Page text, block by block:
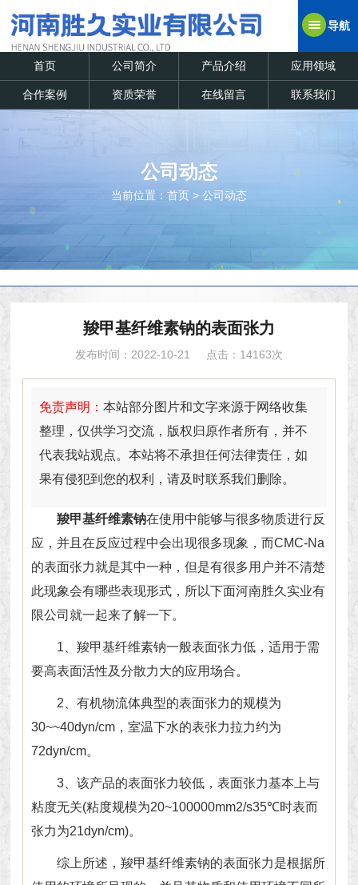
导航
首页 公司简介 产品介绍 应用领域
合作案例 资质荣誉 在线留言 联系我们
公司动态
当前位置： 首页 > 公司动态
羧甲基纤维素钠的表面张力
发布时间：2022-10-21 点击：14163次
免责声明：本站部分图片和文字来源于网络收集
整理，仅供学习交流，版权归原作者所有，并不
代表我站观点。本站将不承担任何法律责任，如
果有侵犯到您的权利，请及时联系我们删除。
羧甲基纤维素钠在使用中能够与很多物质进行反
应，并且在反应过程中会出现很多现象，而CMC-Na
的表面张力就是其中一种，但是有很多用户并不清楚
此现象会有哪些表现形式，所以下面河南胜久实业有
限公司就一起来了解一下。
1、羧甲基纤维素钠一般表面张力低，适用于需
要高表面活性及分散力大的应用场合。
2、有机物流体典型的表面张力的规模为
30~~40dyn/cm，室温下水的表张力拉力约为
72dyn/cm。
3、该产品的表面张力较低，表面张力基本上与
粘度无关(粘度规模为20~100000mm2/s35℃时表而
张力为21dyn/cm)。
综上所述，羧甲基纤维素钠的表面张力是根据所